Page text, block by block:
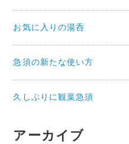
お気に入りの湯呑
急須の新たな使い方
久しぶりに観葉急須
アーカイブ